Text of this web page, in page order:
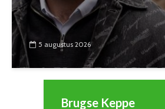
5 augustus 2026
Brugse Keppe